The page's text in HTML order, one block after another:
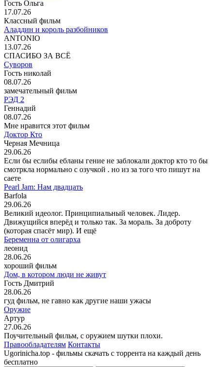
Гость Ольга
17.07.26
Классный фильм
Аладдин и король разбойников
ANTONIO
13.07.26
СПАСИБО ЗА ВСЁ
Суворов
Гость николай
08.07.26
замечательный фильм
РЭД 2
Геннадий
08.07.26
Мне нравится этот фильм
Доктор Кто
Черная Мечница
29.06.26
Если бы еслибы ебланы гение не заблокали доктор кто то бы
смотркла нормально с озучкой . но из за того что пишут на
саете
Pearl Jam: Нам двадцать
Barfola
29.06.26
Великий идеолог. Принципиальный человек. Лидер.
Движущийся вперёд и только так. За мораль. За доброту
(которая спасёт мир). И ещё
Беременна от олигарха
леонид
28.06.26
хороший фильм
Дом, в котором люди не живут
Гость Дмитрий
28.06.26
гуд фильм, не гавно как другие наши ужасы
Оружие
Артур
27.06.26
Поучительный фильм, с оружием шутки плохи.
Правообладателям Контакты
Ugorinicha.top - фильмы скачать с торрента на каждый день
бесплатно